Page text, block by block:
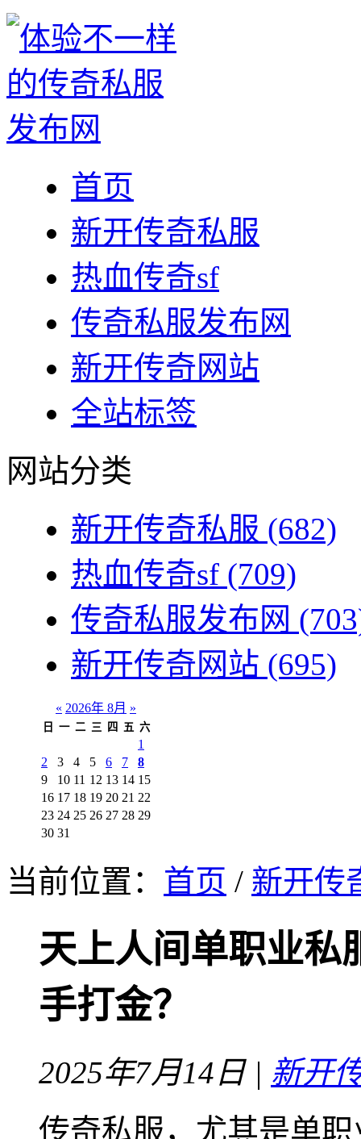
首页
新开传奇私服
热血传奇sf
传奇私服发布网
新开传奇网站
全站标签
网站分类
新开传奇私服 (682)
热血传奇sf (709)
传奇私服发布网
新开传奇网站 (695)
« 2026年 8月 »
日 一 二 三 四 五 六
1
2
3 4 5 6 7
8
9
10 11 12 13 14 15
16 17 18 19 20 21 22
23 24 25 26 27 28 29
30 31
当前位置： 首页 / 新开传
天上人间单职业私
手打金？
2025年7月14日 | 新开
传奇私服，尤其是单